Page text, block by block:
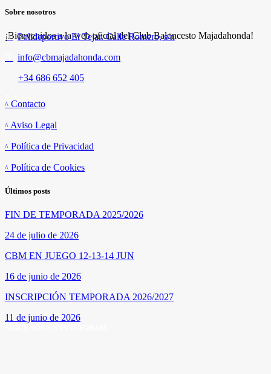
Sobre nosotros
¡Bienvenidos a la web oficial del Club Baloncesto Majadahonda!
Polideportivo El Tejar. Calle Romero, s/n
info@cbmajadahonda.com
+34 686 652 405
Contacto
Aviso Legal
Política de Privacidad
Política de Cookies
Últimos posts
FIN DE TEMPORADA 2025/2026
24 de julio de 2026
CBM EN JUEGO 12-13-14 JUN
16 de junio de 2026
INSCRIPCIÓN TEMPORADA 2026/2027
11 de junio de 2026